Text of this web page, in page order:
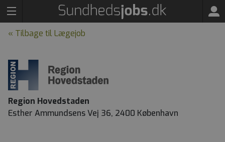
« Tilbage til Lægejob
Region Hovedstaden
Esther Ammundsens Vej 36, 2400 København